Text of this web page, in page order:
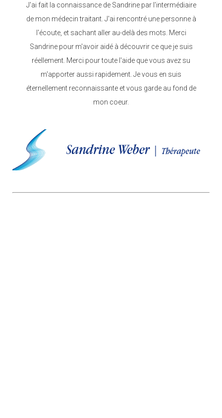
J'ai fait la connaissance de Sandrine par l'intermédiaire
de mon médecin traitant. J'ai rencontré une personne à
l'écoute, et sachant aller au-delà des mots. Merci
Sandrine pour m'avoir aidé à découvrir ce que je suis
réellement. Merci pour toute l'aide que vous avez su
m'apporter aussi rapidement. Je vous en suis
éternellement reconnaissante et vous garde au fond de
mon coeur.